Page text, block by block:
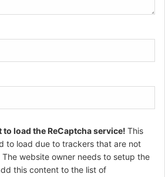
load the ReCaptcha service! This
to load due to trackers that are not
website owner needs to setup the
this content to the list of